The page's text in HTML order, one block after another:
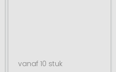
vanaf 10 stuk